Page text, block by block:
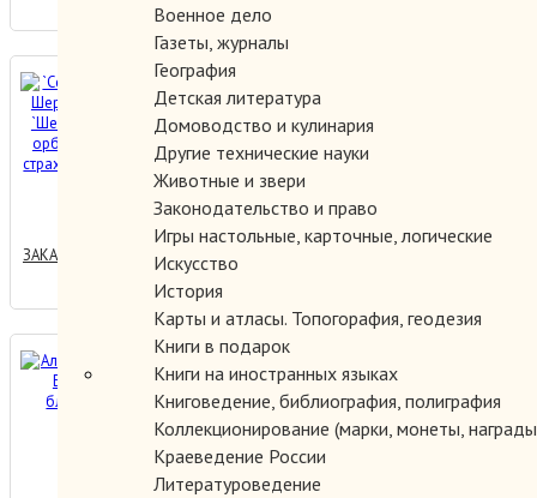
Военное дело
Газеты, журналы
География
Детская литература
Домоводство и кулинария
Другие технические науки
Животные и звери
Законодательство и право
Игры настольные, карточные, логические
Искусство
История
Карты и атласы. Топогорафия, геодезия
Книги в подарок
Книги на иностранных языках
Книговедение, библиография, полиграфия
Коллекционирование (марки, монеты,
Краеведение России
Литературоведение
`Секретный архив Шерлока
Холмса`. `Шерлок Холмс на
орбите`.`Братство страха`.
Комплект из 3-х книг.
1000.00 руб.
ЗАКАЗАТЬ
Алмазный век, или Букварь
для благородных девиц.
300.00 руб.